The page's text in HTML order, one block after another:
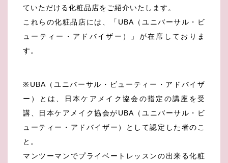
ていただける化粧品店をご紹介いたします。
これらの化粧品店には、「UBA（ユニバーサル・ビ
ューティー・アドバイザー）」が在席しておりま
す。
※UBA（ユニバーサル・ビューティー・アドバイザ
ー）とは、日本ケアメイク協会の指定の講座を受
講、日本ケアメイク協会がUBA（ユニバーサル・ビ
ューティー・アドバイザー）として認定した者のこ
と。
マンツーマンでプライベートレッスンの出来る化粧